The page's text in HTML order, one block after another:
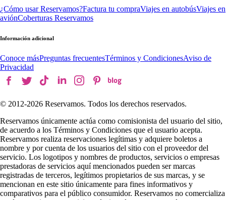
¿Cómo usar Reservamos?Factura tu compraViajes en autobúsViajes en
aviónCoberturas Reservamos
Información adicional
Conoce másPreguntas frecuentesTérminos y CondicionesAviso de
Privacidad
© 2012-2026 Reservamos. Todos los derechos reservados.
Reservamos únicamente actúa como comisionista del usuario del sitio,
de acuerdo a los Términos y Condiciones que el usuario acepta.
Reservamos realiza reservaciones legítimas y adquiere boletos a
nombre y por cuenta de los usuarios del sitio con el proveedor del
servicio. Los logotipos y nombres de productos, servicios o empresas
prestadoras de servicios aquí mencionados pueden ser marcas
registradas de terceros, legítimos propietarios de sus marcas, y se
mencionan en este sitio únicamente para fines informativos y
comparativos para el público consumidor. Reservamos no comercializa